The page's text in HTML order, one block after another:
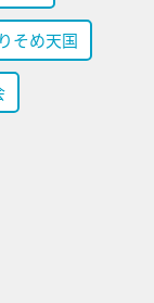
そめ天国